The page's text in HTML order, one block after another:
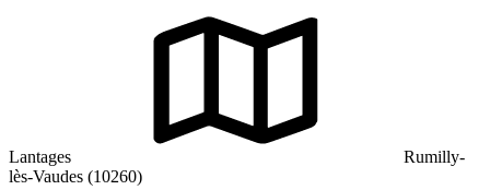
Lantages
Rumilly-
lès-Vaudes (10260)